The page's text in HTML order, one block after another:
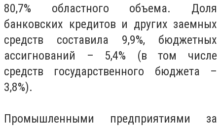
80,7% областного объема. Доля
банковских кредитов и других заемных
средств составила 9,9%, бюджетных
ассигнований – 5,4% (в том числе
средств государственного бюджета –
3,8%).
Промышленными предприятиями за